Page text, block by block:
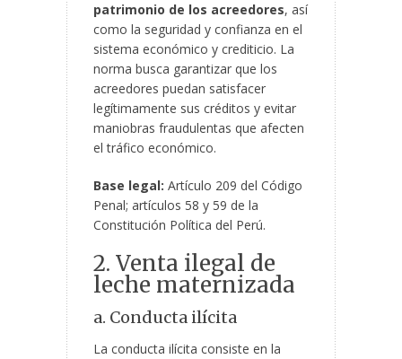
patrimonio de los acreedores, así
como la seguridad y confianza en el
sistema económico y crediticio. La
norma busca garantizar que los
acreedores puedan satisfacer
legítimamente sus créditos y evitar
maniobras fraudulentas que afecten
el tráfico económico.
Base legal: Artículo 209 del Código
Penal; artículos 58 y 59 de la
Constitución Política del Perú.
2. Venta ilegal de
leche maternizada
a. Conducta ilícita
La conducta ilícita consiste en la